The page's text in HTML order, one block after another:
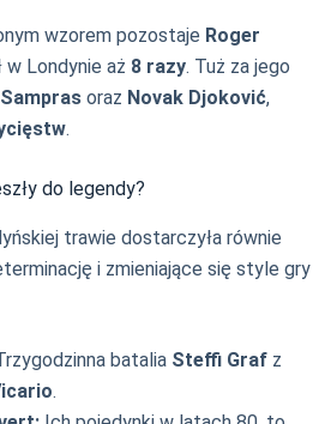
wzorem pozostaje Roger
Londynie aż 8 razy. Tuż za jego
oraz Novak Djoković,
.
do legendy?
trawie dostarczyła równie
i zmieniające się style gry
batalia Steffi Graf z
.